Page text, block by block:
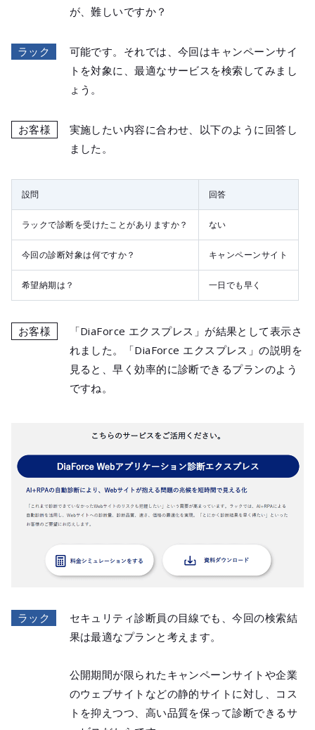
が、難しいですか？
ラック
可能です。それでは、今回はキャンペーンサイ
トを対象に、最適なサービスを検索してみまし
ょう。
お客様
実施したい内容に合わせ、以下のように回答し
ました。
設問 回答
ラックで診断を受けたことがありますか？ ない
今回の診断対象は何ですか？ キャンペーンサイト
希望納期は？ 一日でも早く
お客様
「DiaForce エクスプレス」が結果として表示さ
れました。「DiaForce エクスプレス」の説明を
見ると、早く効率的に診断できるプランのよう
ですね。
ラック
セキュリティ診断員の目線でも、今回の検索結
果は最適なプランと考えます。
公開期間が限られたキャンペーンサイトや企業
のウェブサイトなどの静的サイトに対し、コス
トを抑えつつ、高い品質を保って診断できるサ